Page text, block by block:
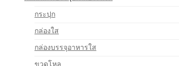
กระปุก
กล่องใส
กล่องบรรจุอาหารใส
ขวดโหล